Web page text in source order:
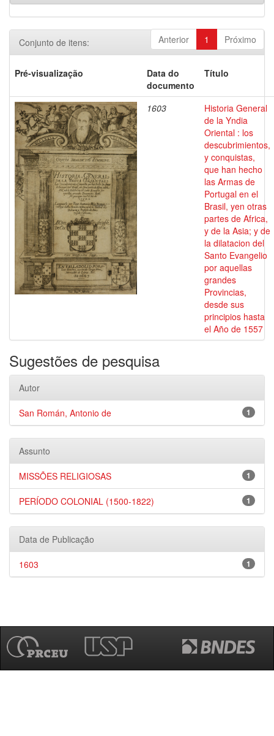
Anterior 1 Próximo
Conjunto de itens:
Pré-visualização
Data do
documento
Título
1603
Historia General
de la Yndia
Oriental : los
descubrimientos,
y conquistas,
que han hecho
las Armas de
Portugal en el
Brasil, yen otras
partes de Africa,
y de la Asia; y de
la dilatacion del
Santo Evangelio
por aquellas
grandes
Provincias,
desde sus
principios hasta
el Año de 1557
Sugestões de pesquisa
Autor
1
San Román, Antonio de
Assunto
1
MISSÕES RELIGIOSAS
1
PERÍODO COLONIAL (1500-1822)
Data de Publicação
1
1603